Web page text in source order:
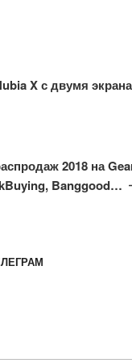
X с двумя
2018 на
Banggood…